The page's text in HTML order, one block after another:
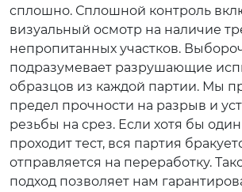
сплошно. Сплошной контроль
визуальный осмотр на наличие
непропитанных участков.
подразумевает разрушающие
образцов из каждой партии. Мы
предел прочности на разрыв и
резьбы на срез. Если хотя бы
проходит тест, вся партия
отправляется на переработку.
подход позволяет нам